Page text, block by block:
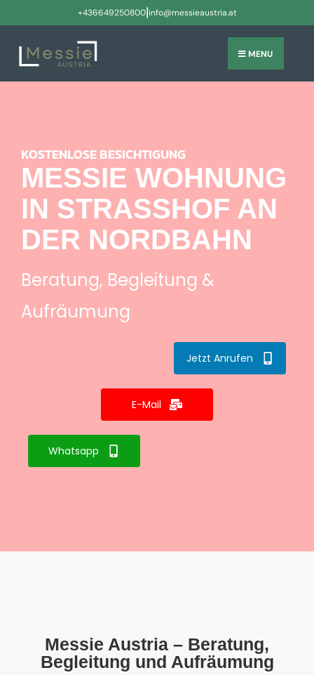
+436649250800|info@messieaustria.at
MENU
KOSTENLOSE BESICHTIGUNG
MESSIE WOHNUNG
IN STRASSHOF AN
DER NORDBAHN
Beratung, Begleitung &
Aufräumung
Jetzt Anrufen
E-Mail
Whatsapp
Messie Austria – Beratung,
Begleitung und Aufräumung